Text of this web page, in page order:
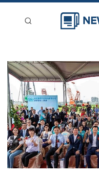
新聞稿分類
登入
刊登